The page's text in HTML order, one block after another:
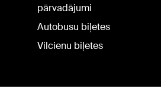
pārvadājumi
Autobusu biļetes
Vilcienu biļetes